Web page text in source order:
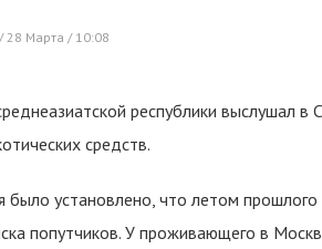
28 Марта / 10:08
республики выслушал в
средств.
было установлено, что летом
попутчиков. У проживающего в